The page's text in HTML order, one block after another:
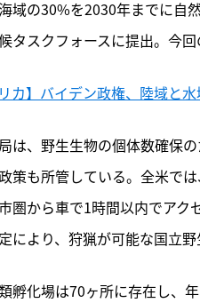
域の30%を2030年までに
タスクフォースに提出。今
リカ】バイデン政権、陸域と
は、野生生物の個体数確保
策も所管している。全米で
圏から車で1時間以内でア
により、狩猟が可能な国立
孵化場は70ヶ所に存在し、